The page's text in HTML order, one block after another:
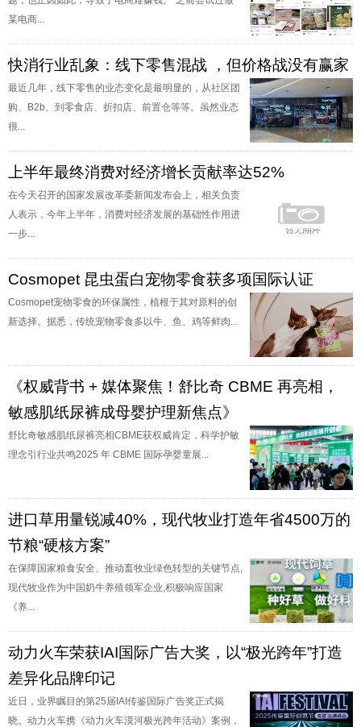
某电商...
快消行业乱象：线下零售混战 ，但价格战没有赢家
最近几年，线下零售的业态变化是最明显的，从社区团
购、B2b、到零食店、折扣店、前置仓等等。虽然业态
很...
上半年最终消费对经济增长贡献率达52%
在今天召开的国家发展改革委新闻发布会上，相关负责
人表示，今年上半年，消费对经济发展的基础性作用进
一步...
Cosmopet 昆虫蛋白宠物零食获多项国际认证
Cosmopet宠物零食的环保属性，植根于其对原料的创
新选择。据悉，传统宠物零食多以牛、鱼、鸡等鲜肉...
《权威背书 + 媒体聚焦！舒比奇 CBME 再亮相，
敏感肌纸尿裤成母婴护理新焦点》
舒比奇敏感肌纸尿裤亮相CBME获权威肯定，科学护敏
理念引行业共鸣2025 年 CBME 国际孕婴童展...
进口草用量锐减40%，现代牧业打造年省4500万的
节粮“硬核方案”
在保障国家粮食安全、推动畜牧业绿色转型的关键节点,
现代牧业作为中国奶牛养殖领军企业,积极响应国家
《养...
动力火车荣获IAI国际广告大奖，以“极光跨年”打造
差异化品牌印记
近日，业界瞩目的第25届IAI传鉴国际广告奖正式揭
晓。动力火车携《动力火车漠河极光跨年活动》案例，